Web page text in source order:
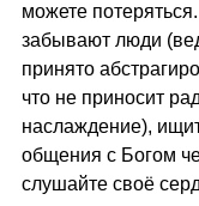
можете
забывают люди
принято
что не приносит
наслаждение),
общения с Богом
слушайте своё